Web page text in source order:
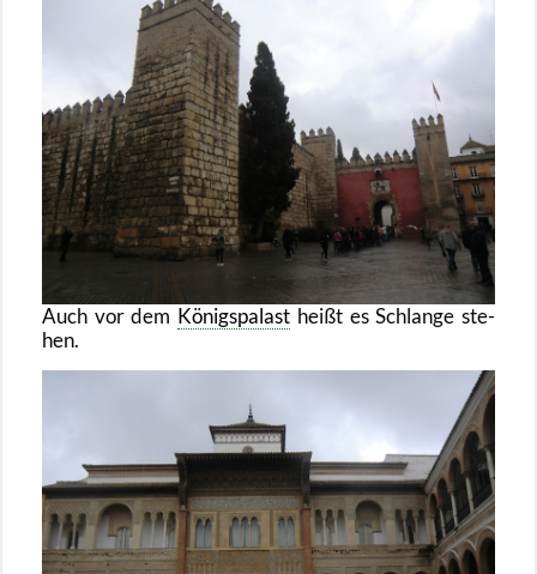
Auch vor dem Kö­nigs­pa­last heißt es Schlan­ge ste­
hen.